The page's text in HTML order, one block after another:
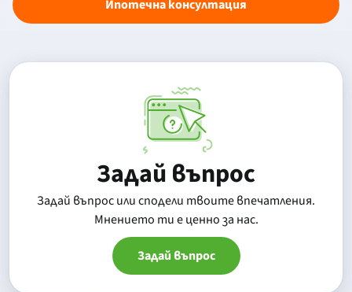
Ипотечна консултация
Задай въпрос
Задай въпрос или сподели твоите впечатления.
Mнението ти е ценно за нас.
Задай въпрос